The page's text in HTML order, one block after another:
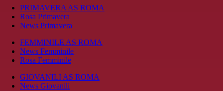
PRIMAVERA AS ROMA
Rosa Primavera
News Primavera
FEMMINILE AS ROMA
News Femminile
Rosa Femminile
GIOVANILI AS ROMA
News Giovanili